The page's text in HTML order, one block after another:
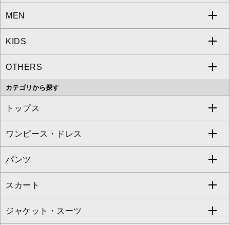
a.v.v
MICHEL KLEIN
MK MICHEL KLEIN
OFUON le MK
MEN
a.v.v
MICHEL KLEIN HOMME
MK MICHEL KLEIN HOMME
KIDS
a.v.v
OTHERS
MK MICHEL KLEIN BAG
カテゴリから探す
トップス
すべてのトップス
カットソー・Tシャツ
ブラウス・シャツ
ニット・セーター
ワンピース・ドレス
すべてのワンピース・ドレス
ワンピース
ドレス
パンツ
すべてのパンツ
フルレングスパンツ
スカート
すべてのスカート
ジャケット・スーツ